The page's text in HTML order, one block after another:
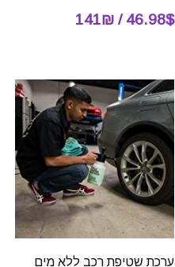
46.98$ / 141₪
ערכת שטיפת רכב ללא מים